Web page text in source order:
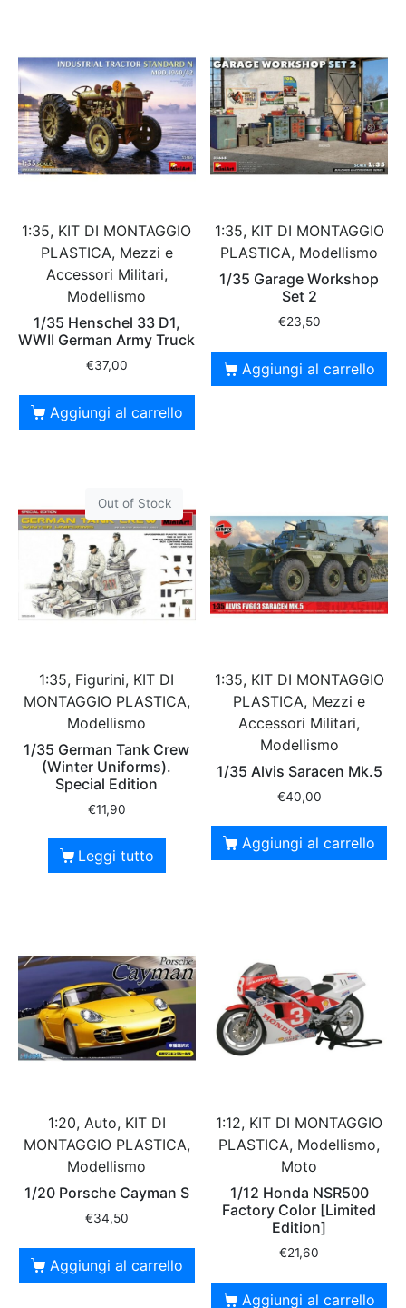
1:35, KIT DI MONTAGGIO
PLASTICA, Mezzi e
Accessori Militari,
Modellismo
1/35 Henschel 33 D1,
WWII German Army Truck
€37,00
Aggiungi al carrello
1:35, KIT DI MONTAGGIO
PLASTICA, Modellismo
1/35 Garage Workshop
Set 2
€23,50
Aggiungi al carrello
Out of Stock
1:35, Figurini, KIT DI
MONTAGGIO PLASTICA,
Modellismo
1/35 German Tank Crew
(Winter Uniforms).
Special Edition
€11,90
Leggi tutto
1:35, KIT DI MONTAGGIO
PLASTICA, Mezzi e
Accessori Militari,
Modellismo
1/35 Alvis Saracen Mk.5
€40,00
Aggiungi al carrello
1:20, Auto, KIT DI
MONTAGGIO PLASTICA,
Modellismo
1/20 Porsche Cayman S
€34,50
Aggiungi al carrello
1:12, KIT DI MONTAGGIO
PLASTICA, Modellismo,
Moto
1/12 Honda NSR500
Factory Color [Limited
Edition]
€21,60
Aggiungi al carrello